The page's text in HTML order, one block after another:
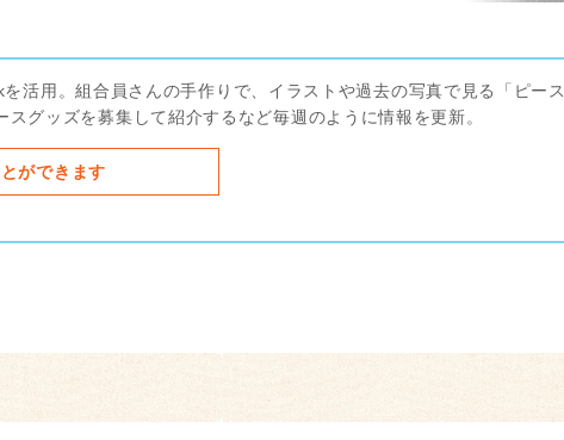
活用。組合員さんの手作りで、イラストや過去の写真で見る「ピース
グッズを募集して紹介するなど毎週のように情報を更新。
ができます